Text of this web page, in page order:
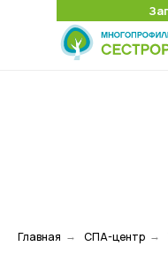
Главная → СПА-центр →